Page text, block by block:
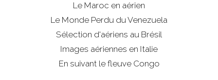
Le Maroc en aérien
Le Monde Perdu du Venezuela
Sélection d'aériens au Brésil
Images aériennes en Italie
En suivant le fleuve Congo